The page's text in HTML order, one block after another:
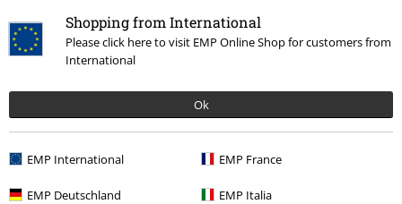
Shopping from International
Please click here to visit EMP Online Shop for customers from
International
Ok
EMP International EMP France
EMP Deutschland EMP Italia
€ 19,99